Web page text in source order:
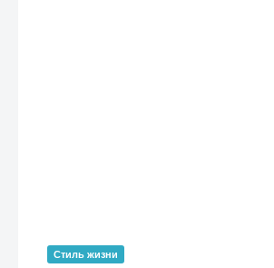
Стиль жизни